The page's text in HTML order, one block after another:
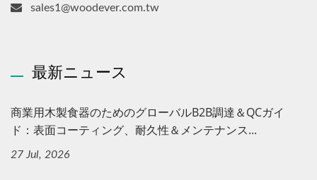
sales1@woodever.com.tw
最新ニュース
商業用木製食器のためのグローバルB2B調達＆QCガイ
ド：表面コーティング、耐久性＆メンテナンス...
27 Jul, 2026